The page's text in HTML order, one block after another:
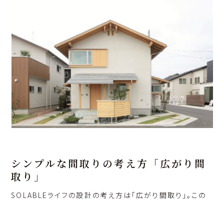
シンプルな間取りの考え方「広がり間
取り」
SOLABLEライフの設計の考え方は「広がり間取り」。この